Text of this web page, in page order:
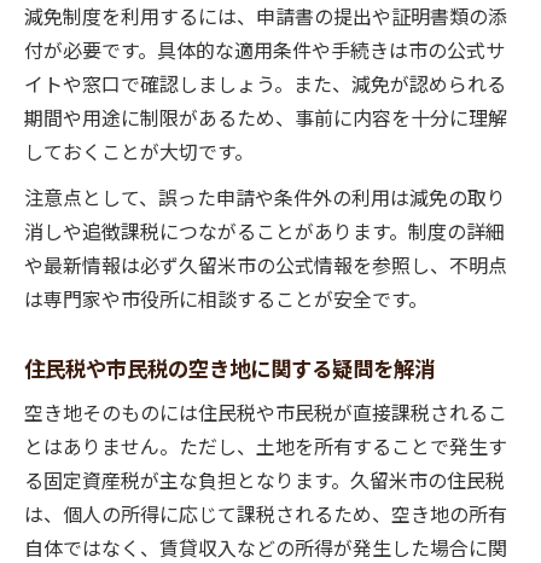
は
税金増額を防ぐ空き地の管理と活用ポイン
ト
空き地の税金を最小限に抑えるための準備
久留米市の空き地税対策で賢く節税を目指
す
空き地所有者が失敗しない税負担回避の工
減免制度を利用するには、申請書の提出や証明書類の添
付が必要です。具体的な適用条件や手続きは市の公式サ
イトや窓口で確認しましょう。また、減免が認められる
期間や用途に制限があるため、事前に内容を十分に理解
しておくことが大切です。
注意点として、誤った申請や条件外の利用は減免の取り
消しや追徴課税につながることがあります。制度の詳細
や最新情報は必ず久留米市の公式情報を参照し、不明点
は専門家や市役所に相談することが安全です。
住民税や市民税の空き地に関する疑問を解消
空き地そのものには住民税や市民税が直接課税されるこ
とはありません。ただし、土地を所有することで発生す
る固定資産税が主な負担となります。久留米市の住民税
は、個人の所得に応じて課税されるため、空き地の所有
自体ではなく、賃貸収入などの所得が発生した場合に関